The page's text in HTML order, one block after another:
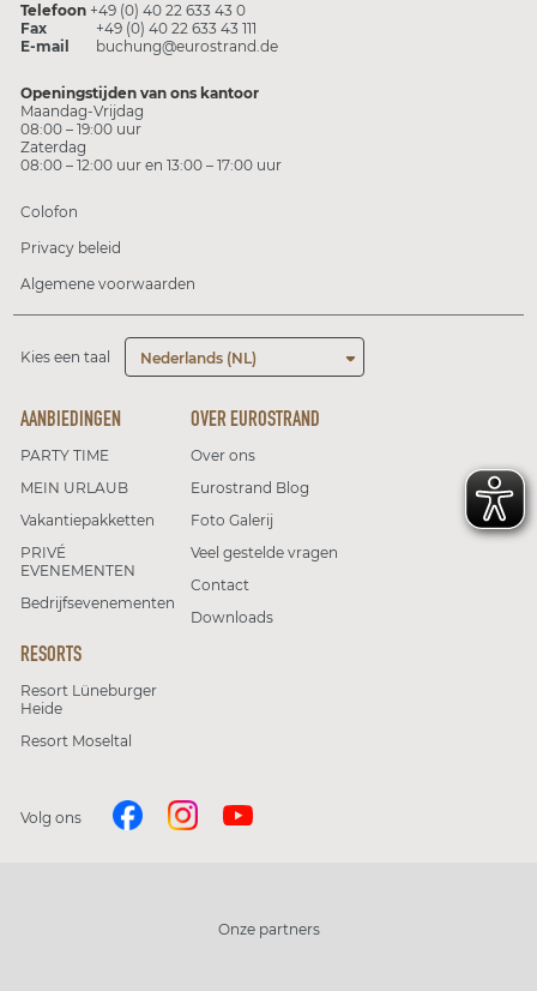
Telefoon +49 (0) 40 22 633 43 0
Fax
+49 (0) 40 22 633 43 111
E-mail
buchung@eurostrand.de
Openingstijden van ons kantoor
Maandag-Vrijdag
08:00 – 19:00 uur
Zaterdag
08:00 – 12:00 uur en 13:00 – 17:00 uur
Colofon
Privacy beleid
Algemene voorwaarden
Kies een taal Nederlands (NL)
AANBIEDINGEN
PARTY TIME
MEIN URLAUB
Vakantiepakketten
PRIVÉ
EVENEMENTEN
Bedrijfsevenementen
RESORTS
Resort Lüneburger
Heide
Resort Moseltal
OVER EUROSTRAND
Over ons
Eurostrand Blog
Foto Galerij
Veel gestelde vragen
Contact
Downloads
Volg ons
Onze partners